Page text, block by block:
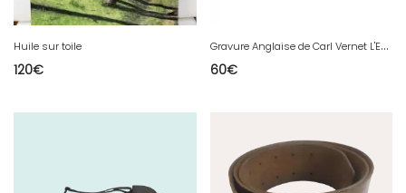
Huile sur toile
120€
G
ravure Anglaise de Carl Vernet L'Entrée a l'écurie
60€